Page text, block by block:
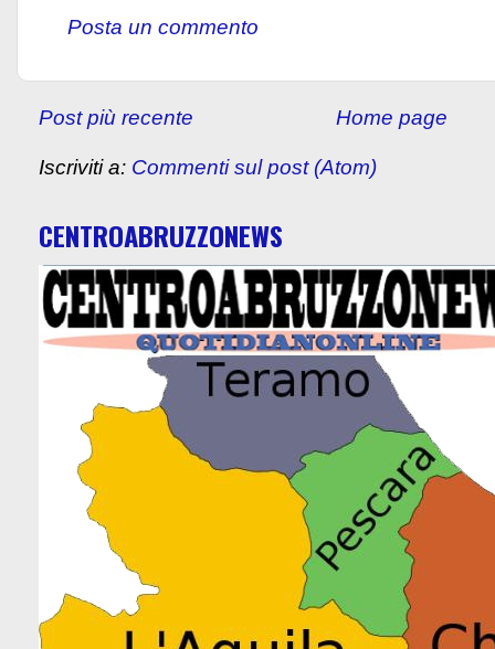
Posta un commento
Post più recente Home page
Iscriviti a: Commenti sul post (Atom)
CENTROABRUZZONEWS